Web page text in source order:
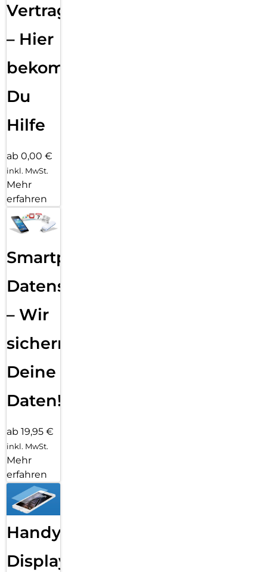
Vertragsabwicklung
– Hier
bekommst
Du
Hilfe
ab 0,00 €
inkl. MwSt.
Mehr
erfahren
Smartphone
Datensicherung
– Wir
sichern
Deine
Daten!
ab 19,95 €
inkl. MwSt.
Mehr
erfahren
Handy
Displayfolie